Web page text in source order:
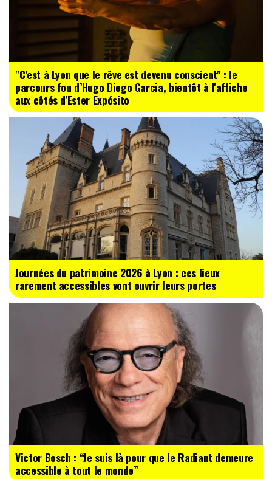
"C’est à Lyon que le rêve est devenu conscient" : le
parcours fou d’Hugo Diego Garcia, bientôt à l'affiche
aux côtés d'Ester Expósito
Journées du patrimoine 2026 à Lyon : ces lieux
rarement accessibles vont ouvrir leurs portes
Victor Bosch : “Je suis là pour que le Radiant demeure
accessible à tout le monde”